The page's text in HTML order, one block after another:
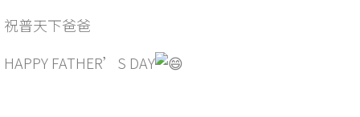
祝普天下爸爸
HAPPY FATHER’S DAY